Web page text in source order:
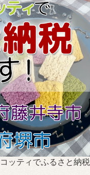
ッティでふるさと納税